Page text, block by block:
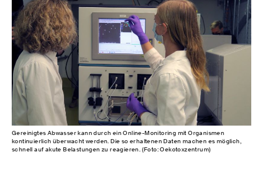
Gereinigtes Abwasser kann durch ein Online-Monitoring mit Organismen
kontinuierlich überwacht werden. Die so erhaltenen Daten machen es möglich,
schnell auf akute Belastungen zu reagieren. (Foto: Oekotoxzentrum)